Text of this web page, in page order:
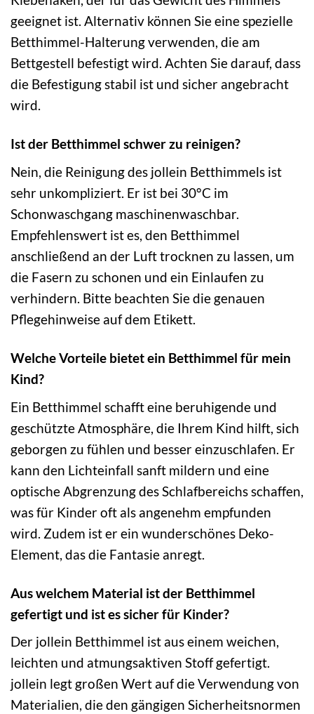
geeignet ist. Alternativ können Sie eine spezielle
Betthimmel-Halterung verwenden, die am
Bettgestell befestigt wird. Achten Sie darauf, dass
die Befestigung stabil ist und sicher angebracht
wird.
Ist der Betthimmel schwer zu reinigen?
Nein, die Reinigung des jollein Betthimmels ist
sehr unkompliziert. Er ist bei 30°C im
Schonwaschgang maschinenwaschbar.
Empfehlenswert ist es, den Betthimmel
anschließend an der Luft trocknen zu lassen, um
die Fasern zu schonen und ein Einlaufen zu
verhindern. Bitte beachten Sie die genauen
Pflegehinweise auf dem Etikett.
Welche Vorteile bietet ein Betthimmel für mein
Kind?
Ein Betthimmel schafft eine beruhigende und
geschützte Atmosphäre, die Ihrem Kind hilft, sich
geborgen zu fühlen und besser einzuschlafen. Er
kann den Lichteinfall sanft mildern und eine
optische Abgrenzung des Schlafbereichs schaffen,
was für Kinder oft als angenehm empfunden
wird. Zudem ist er ein wunderschönes Deko-
Element, das die Fantasie anregt.
Aus welchem Material ist der Betthimmel
gefertigt und ist es sicher für Kinder?
Der jollein Betthimmel ist aus einem weichen,
leichten und atmungsaktiven Stoff gefertigt.
jollein legt großen Wert auf die Verwendung von
Materialien, die den gängigen Sicherheitsnormen